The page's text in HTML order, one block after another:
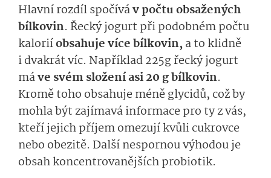
Hlavní rozdíl spočíváv počtu obsažených
bílkovin. Řecký jogurt při podobném počtu
kaloriíobsahuje více bílkovin,a to klidně
i dvakrát víc. Například 225g řecký jogurt
máve svém složení asi 20 g bílkovin.
Kromě toho obsahuje méně glycidů, což by
mohla být zajímavá informace pro ty z vás,
kteří jejich příjem omezují kvůli cukrovce
nebo obezitě. Další nespornou výhodou je
obsah koncentrovanějších probiotik.